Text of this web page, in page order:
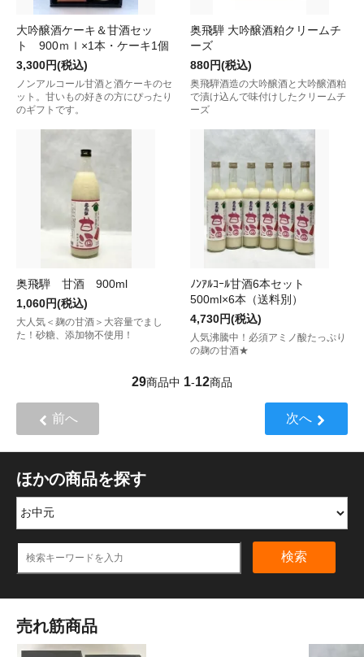
大吟醸酒ケーキ＆甘酒セッ
ト 900ｍｌ×1本・ケーキ1個
3,300円(税込)
ノンアルコール甘酒と酒ケーキのセ
ット。甘いもの好きの方にぴったり
のギフトです。
奥飛騨 大吟醸酒粕クリームチ
ーズ
880円(税込)
奥飛騨酒造の大吟醸酒と大吟醸酒粕
で漬け込んで味付けしたクリームチ
ーズ
奥飛騨 甘酒 900ml
1,060円(税込)
大人気＜麹の甘酒＞大容量でまし
た！砂糖、添加物不使用！
ﾉﾝｱﾙｺｰﾙ甘酒6本セット
500ml×6本（送料別）
4,730円(税込)
人気沸騰中！必須アミノ酸たっぷり
の麹の甘酒★
29商品中 1-12商品
前へ 次へ
ほかの商品を探す
検索
売れ筋商品